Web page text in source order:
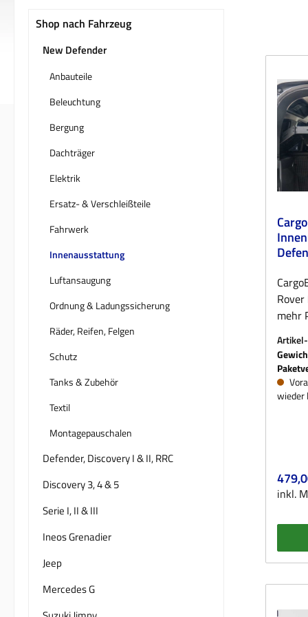
Shop nach Fahrzeug
New Defender
Anbauteile
Beleuchtung
Bergung
Dachträger
Elektrik
Ersatz- & Verschleißteile
Fahrwerk
Innenausstattung
Luftansaugung
Ordnung & Ladungssicherung
Räder, Reifen, Felgen
Schutz
Tanks & Zubehör
Textil
Montagepauschalen
Defender, Discovery I & II, RRC
Discovery 3, 4 & 5
Serie I, II & III
Ineos Grenadier
Jeep
Mercedes G
mehr
Bei
führt
860 x
auch
wieder
inkl.